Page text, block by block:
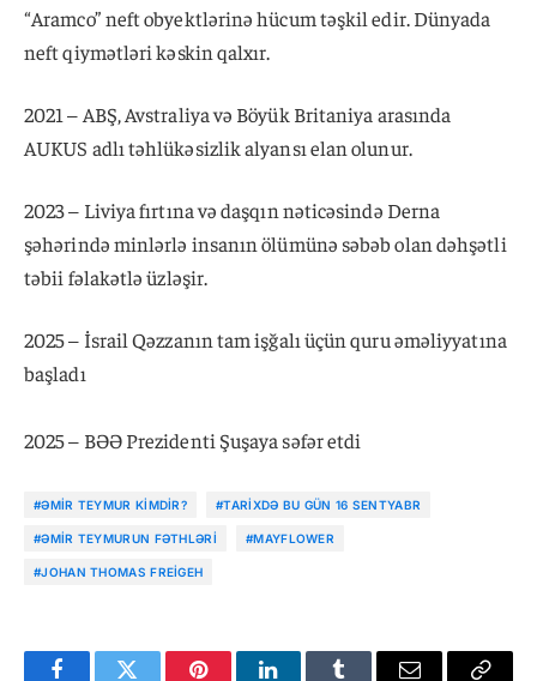
“Aramco” neft obyektlərinə hücum təşkil edir. Dünyada
neft qiymətləri kəskin qalxır.
2021 – ABŞ, Avstraliya və Böyük Britaniya arasında
AUKUS adlı təhlükəsizlik alyansı elan olunur.
2023 – Liviya fırtına və daşqın nəticəsində Derna
şəhərində minlərlə insanın ölümünə səbəb olan dəhşətli
təbii fəlakətlə üzləşir.
2025 – İsrail Qəzzanın tam işğalı üçün quru əməliyyatına
başladı
2025 – BƏƏ Prezidenti Şuşaya səfər etdi
#ƏMIR TEYMUR KIMDIR? #TARIXDƏ BU GÜN 16 SENTYABR
#ƏMIR TEYMURUN FƏTHLƏRI #MAYFLOWER
#JOHAN THOMAS FREIGEH